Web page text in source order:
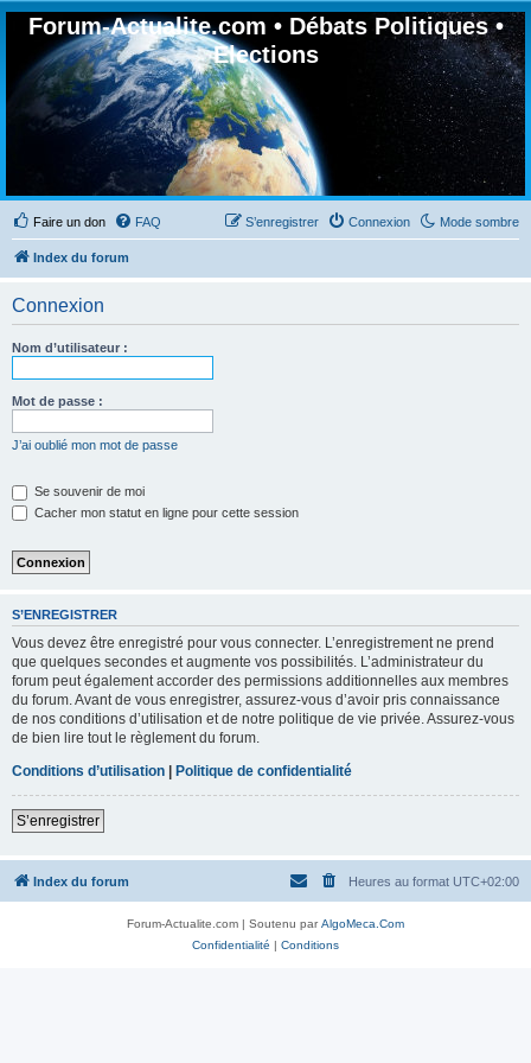
Forum-Actualite.com • Débats Politiques •
Elections
Faire un don Mode sombre
FAQ Connexion
S’enregistrer
Index du forum
Connexion
Nom d’utilisateur :
Mot de passe :
J’ai oublié mon mot de passe
Se souvenir de moi
Cacher mon statut en ligne pour cette session
S’ENREGISTRER
Vous devez être enregistré pour vous connecter. L’enregistrement ne prend
que quelques secondes et augmente vos possibilités. L’administrateur du
forum peut également accorder des permissions additionnelles aux membres
du forum. Avant de vous enregistrer, assurez-vous d’avoir pris connaissance
de nos conditions d’utilisation et de notre politique de vie privée. Assurez-vous
de bien lire tout le règlement du forum.
Conditions d’utilisation | Politique de confidentialité
S’enregistrer
Index du forum Heures au format UTC+02:00
Forum-Actualite.com | Soutenu parAlgoMeca.Com
Confidentialité | Conditions